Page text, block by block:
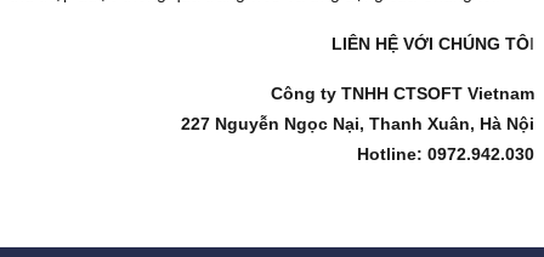
LIÊN HỆ VỚI CHÚNG TÔI
Công ty TNHH CTSOFT Vietnam
227 Nguyễn Ngọc Nại, Thanh Xuân, Hà Nội
Hotline: 0972.942.030